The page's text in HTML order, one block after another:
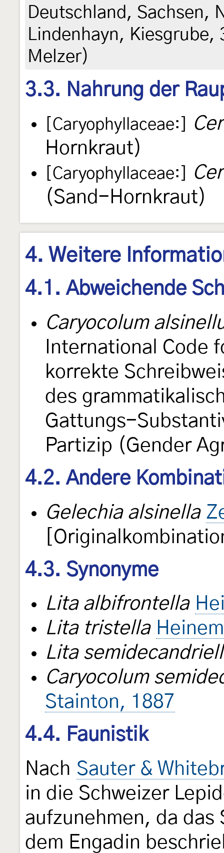
Deutschland, Sachsen,
Lindenhayn,
Melzer)
3.3. Nahrung der
[Caryophyllaceae:]
Hornkraut)
[Caryophyllaceae:]
(Sand-Hornkraut)
4. Weitere
4.1. Abweichende
Caryocolum
International Code
korrekte
des
Gattungs-
Partizip (Gender
4.2. Andere
Gelechia alsinella
4.3. Synonyme
Lita albifrontella
Lita tristella
Lita
Caryocolum
Stainton, 1887
4.4. Faunistik
Nach Sauter &
in die Schweizer
aufzunehmen, da das
dem Engadin